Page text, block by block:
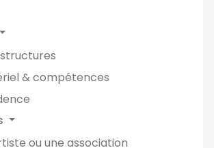
& compétences
ou une association